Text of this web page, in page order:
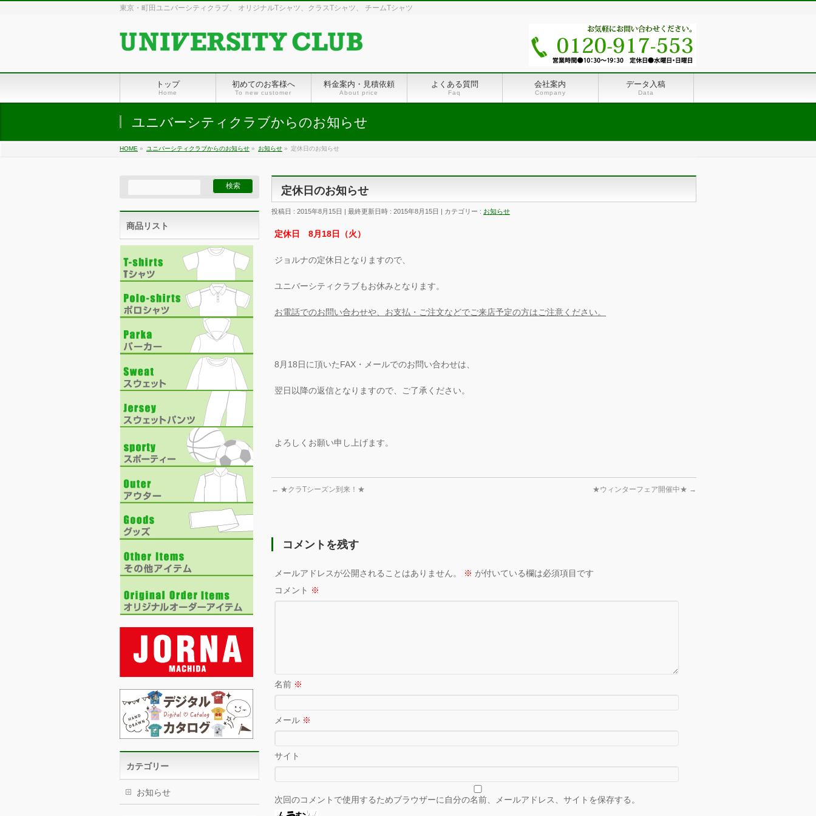
東京・町田ユニバーシティクラブ、 オリジナルTシャツ、クラスTシャツ、 チームTシャツ
トップ
Home
初めてのお客様へ
To new customer
料金案内・見積依頼
About price
よくある質問
Faq
会社案内
Company
データ入稿
Data
ユニバーシティクラブからのお知らせ
HOME » ユニバーシティクラブからのお知らせ » お知らせ » 定休日のお知らせ
定休日のお知らせ
投稿日 : 2015年8月15日 最終更新日時 : 2015年8月15日 カテゴリー : お知らせ
定休日 8月18日（火）
ジョルナの定休日となりますので、
ユニバーシティクラブもお休みとなります。
お電話でのお問い合わせや、お支払・ご注文などでご来店予定の方はご注意ください。
8月18日に頂いたFAX・メールでのお問い合わせは、
翌日以降の返信となりますので、ご了承ください。
よろしくお願い申し上げます。
← ★クラTシーズン到来！★ ★ウィンターフェア開催中★ →
コメントを残す
メールアドレスが公開されることはありません。 ※ が付いている欄は必須項目です
コメント ※
名前 ※
メール ※
サイト
次回のコメントで使用するためブラウザーに自分の名前、メールアドレス、サイトを保存する。
商品リスト
カテゴリー
お知らせ